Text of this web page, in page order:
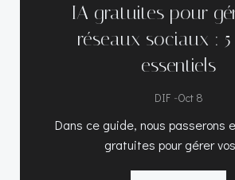
IA gratuites pour
réseaux sociaux :
essentiels
DIF -Oct 8
Dans ce guide, nous passerons
gratuites pour gérer